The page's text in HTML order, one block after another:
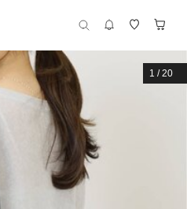
1 /20